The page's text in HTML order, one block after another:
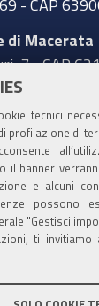
tecnici
profilazione di
il banner
e alcuni
possono
"Gestisci
ti invitiamo
- CAP
di Macerata
7 - CAP
116 -
del sito